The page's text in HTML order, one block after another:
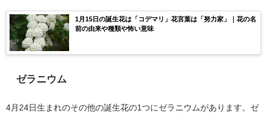
1月15日の誕生花は「コデマリ」花言葉は「努力家」｜花の名
前の由来や種類や怖い意味
ゼラニウム
4月24日生まれのその他の誕生花の1つにゼラニウムがあります。ゼ